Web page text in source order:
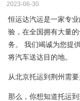
2023-06-30
恒运达汽运是一家专
验，在全国拥有大量
务。 我们竭诚为您提
将汽车送达目的地。
从北京托运到荆州需
那么，你想知道托运